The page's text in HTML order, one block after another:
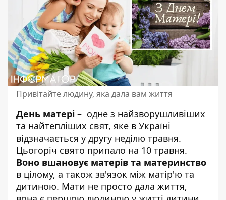
Привітайте людину, яка дала вам життя
День матері – одне з найзворушливіших
та найтепліших свят, яке в Україні
відзначається у другу неділю травня.
Цьогоріч свято припало на 10 травня.
Воно вшановує матерів та материнство
в цілому, а також зв'язок між матір'ю та
дитиною. Мати не просто дала життя,